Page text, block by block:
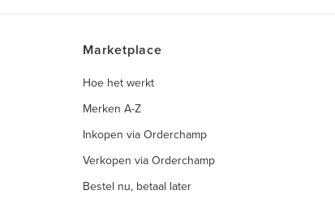
Marketplace
Hoe het werkt
Merken A-Z
Inkopen via Orderchamp
Verkopen via Orderchamp
Bestel nu, betaal later